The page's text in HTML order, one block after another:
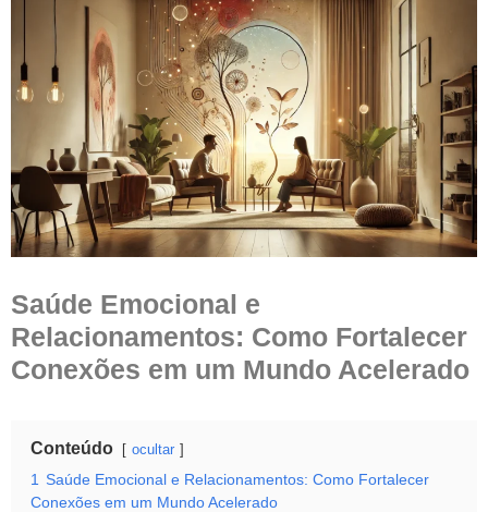
Saúde Emocional e
Relacionamentos: Como Fortalecer
Conexões em um Mundo Acelerado
Conteúdo ocultar
1 Saúde Emocional e Relacionamentos: Como Fortalecer
Conexões em um Mundo Acelerado